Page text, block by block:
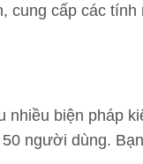
cấp các
biện pháp
người dùng.